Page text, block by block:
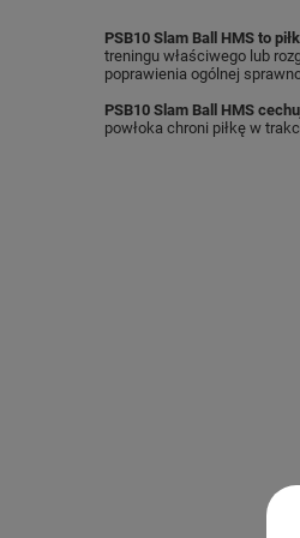
PSB10 Slam Ball HMS to
treningu właściwego lub
poprawienia ogólnej
PSB10 Slam Ball HMS
powłoka chroni piłkę w